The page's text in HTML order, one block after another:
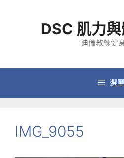
容
DSC 肌力
迪倫教練健
選單
IMG_9055